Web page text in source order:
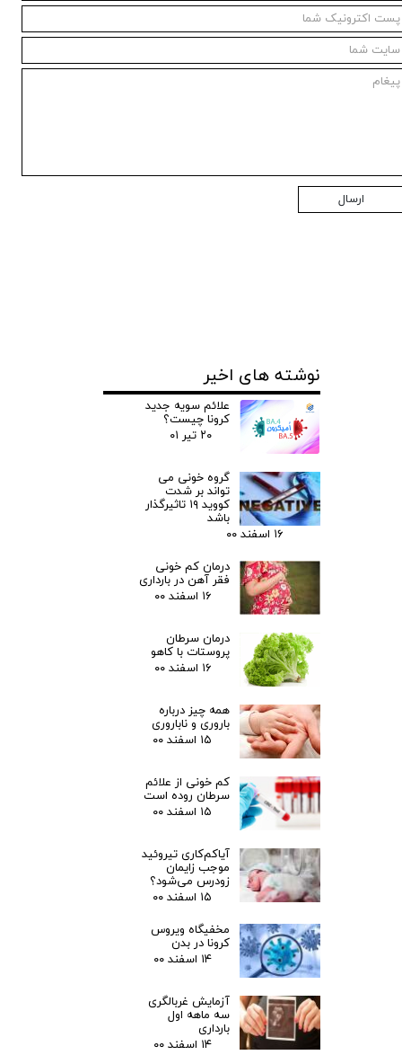
ارسال
نوشته های اخیر
علائم سویه جدید
کرونا چیست؟
۲۰ تیر ۰۱
گروه خونی می
تواند بر شدت
کووید ۱۹ تاثیرگذار
باشد
۱۶ اسفند ۰۰
درمان کم خونی
فقر آهن در بارداری
۱۶ اسفند ۰۰
درمان سرطان
پروستات با کاهو
۱۶ اسفند ۰۰
همه چیز درباره
باروری و ناباروری
۱۵ اسفند ۰۰
کم خونی از علائم
سرطان روده است
۱۵ اسفند ۰۰
آیاکم‌کاری تیروئید
موجب زایمان
زودرس می‌شود؟
۱۵ اسفند ۰۰
مخفیگاه ویروس
کرونا در بدن
۱۴ اسفند ۰۰
آزمایش غربالگری
سه ماهه اول
بارداری
۱۴ اسفند ۰۰